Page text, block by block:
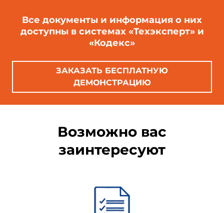
Все документы и информация о них
доступны в системах «Техэксперт» и
«Кодекс»
ЗАКАЗАТЬ БЕСПЛАТНУЮ
ДЕМОНСТРАЦИЮ
Возможно вас
заинтересуют